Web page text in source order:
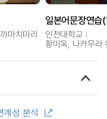
마치마리
일본어문장연습
인천대학교
황미옥, 나카무라
계성 분석